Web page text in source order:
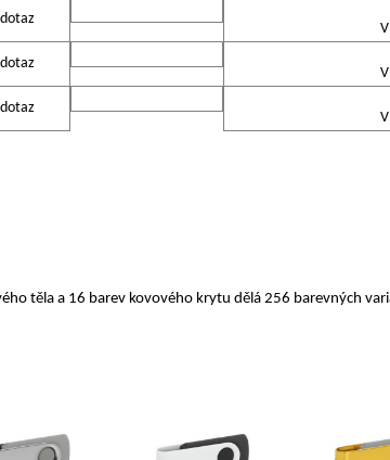
těla a 16 barev kovového krytu dělá 256 barevných